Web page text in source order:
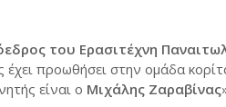
του Ερασιτέχνη
προωθήσει στην ομάδα
είναι ο Μιχάλης Ζαραβίνας